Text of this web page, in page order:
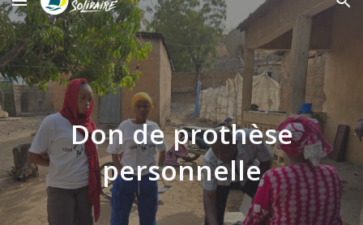
Don de prothèse
personnelle